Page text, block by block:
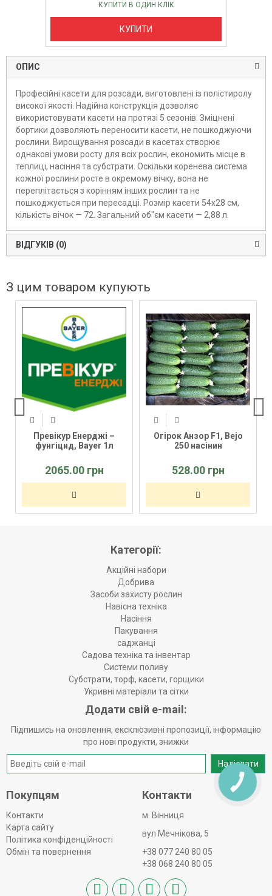
КУПИТИ В ОДИН КЛІК
КУПИТИ
ОПИС
Професійні касети для розсади, виготовлені із полістиролу
високої якості. Надійна конструкція дозволяє
використовувати касети на протязі 5 сезонів. Зміцнені
бортики дозволяють переносити касети, не пошкоджуючи
рослини. Вирощування розсади в касетах створює
однакові умови росту для всіх рослин, економить місце в
теплиці, насіння та субстрати. Оскільки коренева система
кожної рослини росте в окремому вічку, вона не
переплітається з корінням інших рослин та не
пошкоджується при пересадці. Розмір касети 54х28 см,
кількість вічок — 72. Загальний об"єм касети — 2,88 л.
ВІДГУКІВ (0)
З цим товаром купують
Превікур Енерджі –
фунгіцид, Bayer 1л
2065.00 грн
Огірок Анзор F1, Bejo
250 насінин
528.00 грн
Категорії:
Акційні набори
Добрива
Засоби захисту рослин
Навісна техніка
Насіння
Пакування
саджанці
Садова техніка та інвентар
Системи поливу
Субстрати, торф, касети, горщики
Укривні матеріали та сітки
Додати свій e-mail:
Підпишись на оновлення, ексклюзивні пропозиції, інформацію
про нові продукти, знижки
Надіслати
Покупцям
Контакти
Карта сайту
Політика конфіденційності
Обмін та повернення
Контакти
м. Вінниця
вул Мечнікова, 5
+38 077 240 80 05
+38 068 240 80 05
КНОПКА
ЗВ'ЯЗКУ